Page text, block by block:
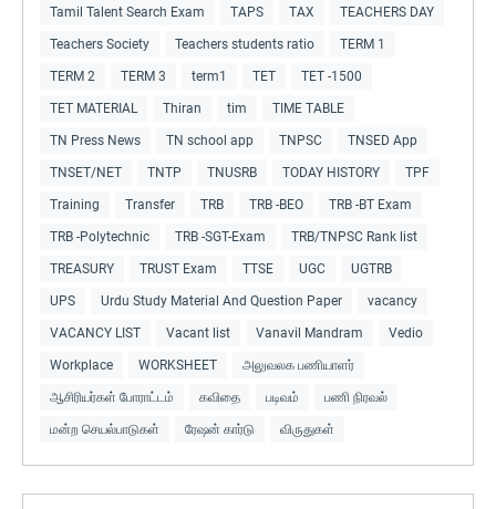
Tamil Talent Search Exam TAPS TAX TEACHERS DAY
Teachers Society Teachers students ratio TERM 1
TERM 2 TERM 3 term1 TET TET -1500
TET MATERIAL Thiran tim TIME TABLE
TN Press News TN school app TNPSC TNSED App
TNSET/NET TNTP TNUSRB TODAY HISTORY TPF
Training Transfer TRB TRB -BEO TRB -BT Exam
TRB -Polytechnic TRB -SGT-Exam TRB/TNPSC Rank list
TREASURY TRUST Exam TTSE UGC UGTRB
UPS Urdu Study Material And Question Paper vacancy
VACANCY LIST Vacant list Vanavil Mandram Vedio
Workplace WORKSHEET அலுவலக பணியாளர்
ஆசிரியர்கள் போராட்டம் கவிதை படிவம் பணி நிரவல்
மன்ற செயல்பாடுகள் ரேஷன் கார்டு விருதுகள்